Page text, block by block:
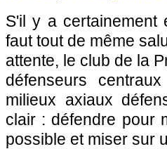
S'il y a certainement
faut tout de même
attente, le club de la
défenseurs
milieux axiaux
clair : défendre pour
possible et miser sur